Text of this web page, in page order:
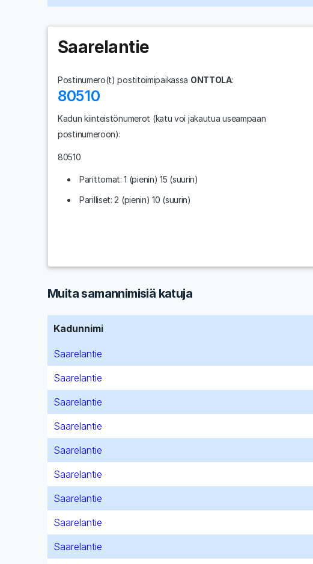
Saarelantie
Postinumero(t) postitoimipaikassa ONTTOLA:
80510
Kadun kiinteistönumerot (katu voi jakautua useampaan
postinumeroon):
80510
Parittomat: 1 (pienin) 15 (suurin)
Parilliset: 2 (pienin) 10 (suurin)
Muita samannimisiä katuja
Kadunnimi
Saarelantie
Saarelantie
Saarelantie
Saarelantie
Saarelantie
Saarelantie
Saarelantie
Saarelantie
Saarelantie